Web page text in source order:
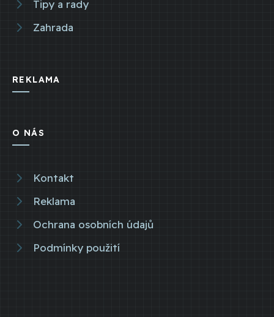
Tipy a rady
Zahrada
REKLAMA
O NÁS
Kontakt
Reklama
Ochrana osobních údajů
Podmínky použití